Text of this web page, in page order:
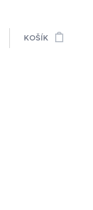
KOŠÍK